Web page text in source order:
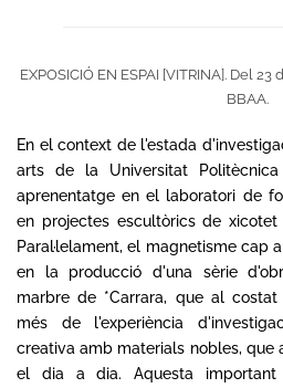
EXPOSICIÓ EN ESPAI [VITRINA]. Del 23
BBAA.
En el context de l'estada
arts de la Universitat
aprenentatge en el laboratori de
en projectes escultòrics de
Paral·lelament, el magnetisme cap
en la producció d'una sèrie
marbre de *Carrara, que al
més de l'experiència
creativa amb materials nobles, que
el dia a dia. Aquesta important